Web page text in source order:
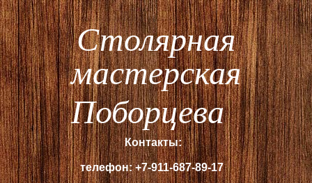
Столярная
мастерская
Контакты:
телефон: +7-911-687-89-17
Поборцева